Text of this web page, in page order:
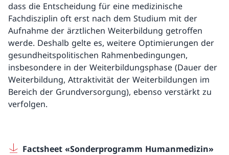
dass die Entscheidung für eine medizinische
Fachdisziplin oft erst nach dem Studium mit der
Aufnahme der ärztlichen Weiterbildung getroffen
werde. Deshalb gelte es, weitere Optimierungen der
gesundheitspolitischen Rahmenbedingungen,
insbesondere in der Weiterbildungsphase (Dauer der
Weiterbildung, Attraktivität der Weiterbildungen im
Bereich der Grundversorgung), ebenso verstärkt zu
verfolgen.
Factsheet «Sonderprogramm Humanmedizin»